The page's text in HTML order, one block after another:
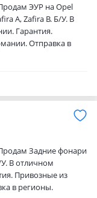
ЭУР на Opel
A, Zafira B. Б/У. В
Гарантия.
Отправка в
Задние фонари
В отличном
Привозные из
в регионы.